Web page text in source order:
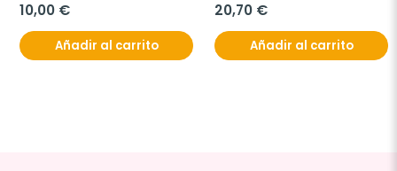
10,00 €
Añadir al carrito
20,70 €
Añadir al carrito